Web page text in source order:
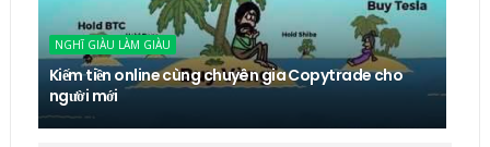
NGHĨ GIÀU LÀM GIÀU
Kiếm tiền online cùng chuyên gia Copytrade cho
người mới